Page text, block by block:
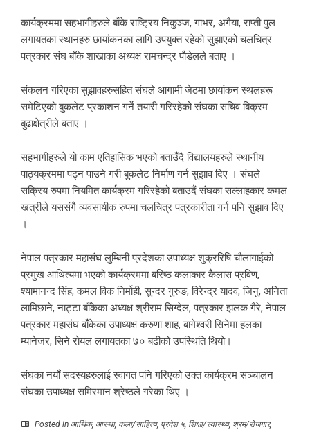
कार्यक्रममा सहभागीहरुले बाँके राष्ट्रिय निकुञ्ज, गाभर, अगैया, राप्ती पुल
लगायतका स्थानहरु छायांकनका लागि उपयुक्त रहेको सुझाएको चलचित्र
पत्रकार संघ बाँके शाखाका अध्यक्ष रामचन्द्र पौडेलले बताए ।
संकलन गरिएका सुझावहरुसहित संघले आगामी जेठमा छायांकन स्थलहरू
समेटिएको बुकलेट प्रकाशन गर्ने तयारी गरिरहेको संघका सचिव बिक्रम
बुढाक्षेत्रीले बताए ।
सहभागीहरुले यो काम एतिहासिक भएको बताउँदै विद्यालयहरुले स्थानीय
पाठ्यक्रममा पढ्न पाउने गरी बुकलेट निर्माण गर्न सुझाव दिए । संघले
सक्रिय रुपमा नियमित कार्यक्रम गरिरहेको बताउदैं संघका सल्लाहकार कमल
खत्रीले यससंगै व्यवसायीक रुपमा चलचित्र पत्रकारीता गर्न पनि सुझाव दिए
।
नेपाल पत्रकार महासंघ लुम्बिनी प्रदेशका उपाध्यक्ष शुक्ररिषि चौलागाईको
प्रमुख आथित्यमा भएको कार्यक्रममा बरिष्ठ कलाकार कैलास प्रविण,
श्यामानन्द सिंह, कमल विक निर्मोही, सुन्दर गुरुङ, विरेन्द्र यादव, जिनु, अनिता
लामिछाने, नाट्टा बाँकेका अध्यक्ष श्रीराम सिग्देल, पत्रकार झलक गैरे, नेपाल
पत्रकार महासंघ बाँकेका उपाध्यक्ष करुणा शाह, बागेश्वरी सिनेमा हलका
म्यानेजर, सिने रोयल लगायतका ७० बढीको उपस्थिति थियो।
संघका नयाँ सदस्यहरुलाई स्वागत पनि गरिएको उक्त कार्यक्रम सञ्चालन
संघका उपाध्यक्ष समिरमान श्रेष्ठले गरेका थिए ।
Posted in आर्थिक, आस्था, कला/साहित्य, प्रदेश ५, शिक्षा/स्वास्थ्य, श्रम/रोजगार,